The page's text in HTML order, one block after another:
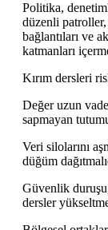
Politika,
düzenli
bağlantıları ve
katmanları
Kırım dersleri
Değer uzun
sapmayan
Veri silolarını
düğüm
Güvenlik
dersler